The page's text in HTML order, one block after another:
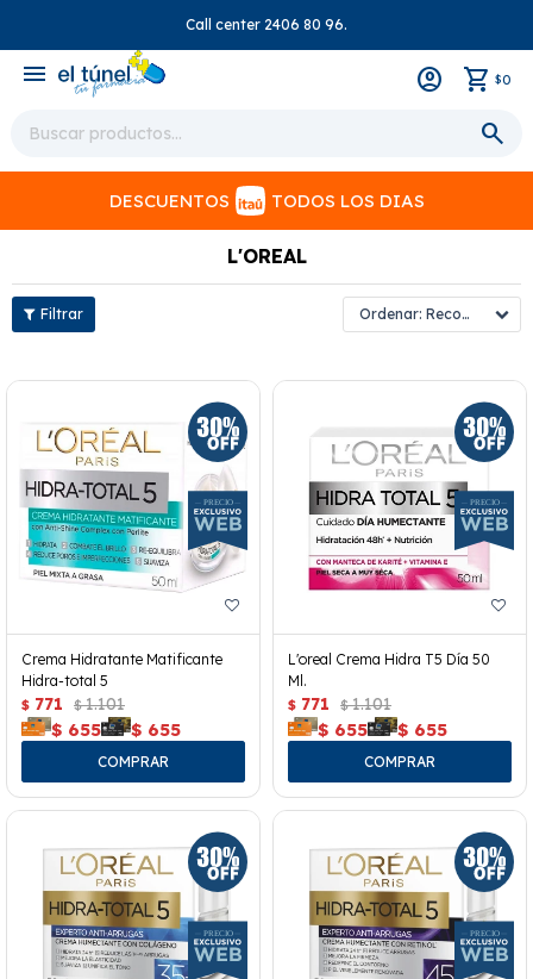
Call center 2406 80 96.
menu $0
DESCUENTOS TODOS LOS DIAS
L'OREAL
Recomendados
Crema Hidratante Matificante
Hidra-total 5
$ 771 $ 1.101
$ 655 $ 655
L'oreal Crema Hidra T5 Día 50
Ml.
$ 771 $ 1.101
$ 655 $ 655
close